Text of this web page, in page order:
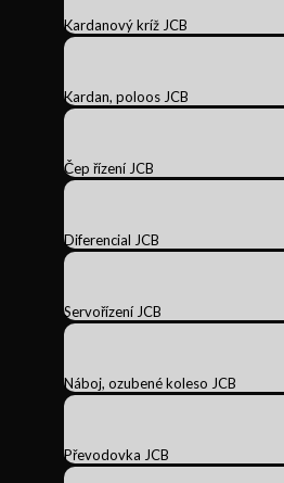
Kardanový kríž JCB
Kardan, poloos JCB
Čep řízení JCB
Diferencial JCB
Servořízení JCB
Náboj, ozubené koleso JCB
Převodovka JCB